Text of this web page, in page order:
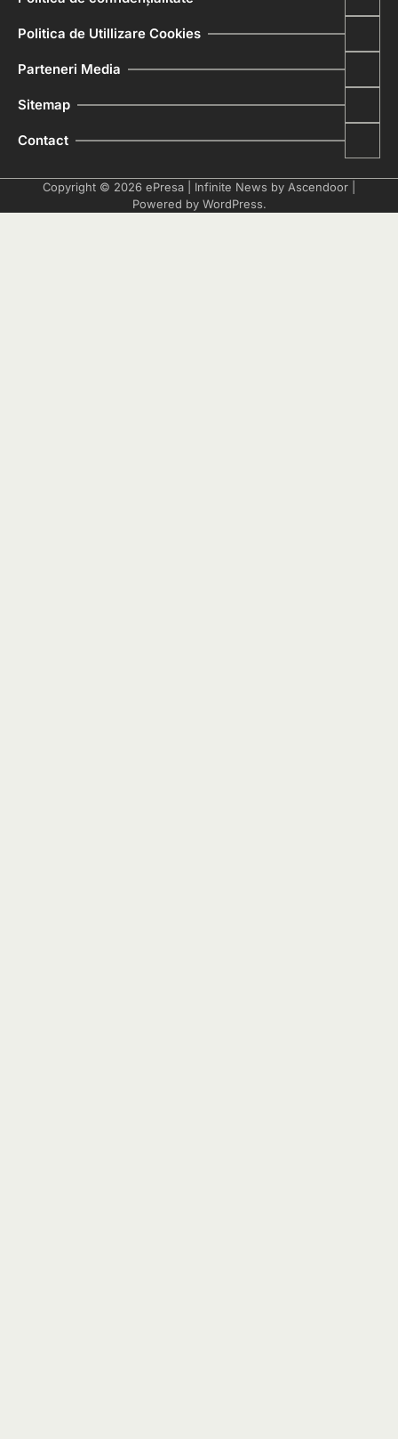
Politica de Utillizare Cookies
Parteneri Media
Sitemap
Contact
Copyright © 2026 ePresa | Infinite News by Ascendoor
Powered by WordPress.